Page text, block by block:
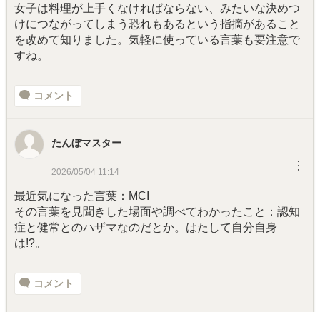
女子は料理が上手くなければならない、みたいな決めつ
けにつながってしまう恐れもあるという指摘があること
を改めて知りました。気軽に使っている言葉も要注意で
すね。
コメント
たんぼマスター
2026/05/04 11:14 ︙
最近気になった言葉：MCI
その言葉を見聞きした場面や調べてわかったこと：認知
症と健常とのハザマなのだとか。はたして自分自身
は!?。
コメント